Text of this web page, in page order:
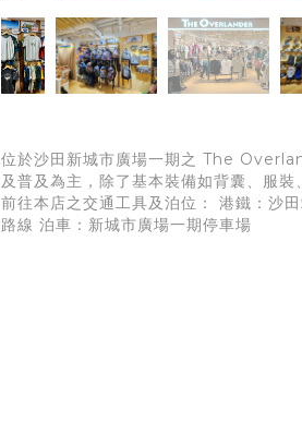
位於沙田新城市廣場一期之 The
及普及為主，除了基本裝備如背囊、服
前往本店之交通工具及泊位： 港鐵：沙
路線 泊車：新城市廣場一期停車場